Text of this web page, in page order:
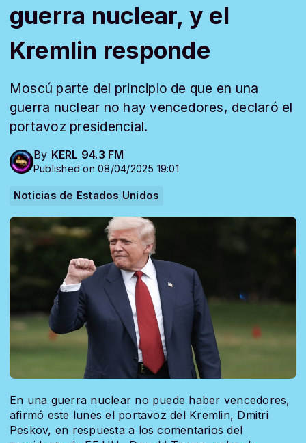
guerra nuclear, y el
Kremlin responde
Moscú parte del principio de que en una
guerra nuclear no hay vencedores, declaró el
portavoz presidencial.
By KERL 94.3 FM
Published on 08/04/2025 19:01
Noticias de Estados Unidos
En una guerra nuclear no puede haber vencedores,
afirmó este lunes el portavoz del Kremlin, Dmitri
Peskov, en respuesta a los comentarios del